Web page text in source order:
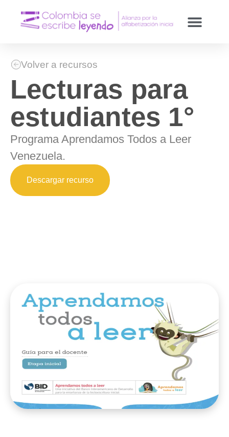
Volver a recursos
Lecturas para
estudiantes 1°
Programa Aprendamos Todos a Leer
Venezuela.
Descargar recurso